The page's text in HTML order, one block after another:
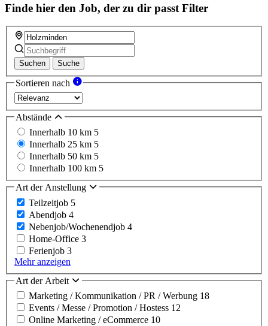
Finde hier den Job, der zu dir passt Filter
Suchen Suche
Sortieren nach
Abstände
Innerhalb 10 km 5
Innerhalb 25 km 5
Innerhalb 50 km 5
Innerhalb 100 km 5
Art der Anstellung
Teilzeitjob 5
Abendjob 4
Nebenjob/Wochenendjob 4
Home-Office 3
Ferienjob 3
Mehr anzeigen
Art der Arbeit
Marketing / Kommunikation / PR / Werbung 18
Events / Messe / Promotion / Hostess 12
Online Marketing / eCommerce 10